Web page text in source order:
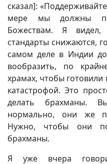
сказал]:
мере мы должны
Божествам. Я
стандарты снижаются,
самом деле в Индии
вообразить, по
храмах, чтобы готовили
катастрофой. Это
делать брахманы.
нормально, они же
Нужно, чтобы они
брахманы.
Я уже вчера